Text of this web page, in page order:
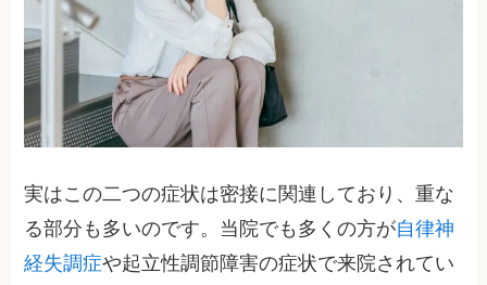
実はこの二つの症状は密接に関連しており、重な
る部分も多いのです。当院でも多くの方が自律神
経失調症や起立性調節障害の症状で来院されてい